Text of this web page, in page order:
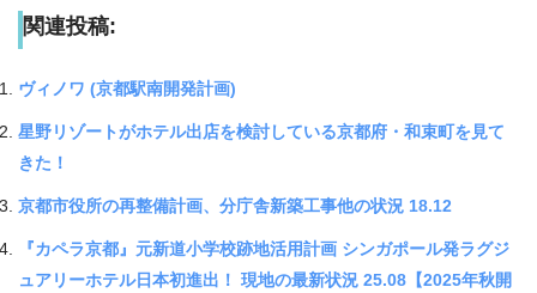
関連投稿:
ヴィノワ (京都駅南開発計画)
星野リゾートがホテル出店を検討している京都府・和束町を見て
きた！
京都市役所の再整備計画、分庁舎新築工事他の状況 18.12
『カペラ京都』元新道小学校跡地活用計画 シンガポール発ラグジ
ュアリーホテル日本初進出！ 現地の最新状況 25.08【2025年秋開